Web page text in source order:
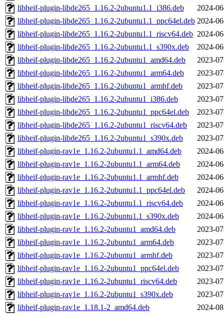
libheif-plugin-libde265_1.16.2-2ubuntu1.1_i386.deb
2024-
libheif-plugin-libde265_1.16.2-2ubuntu1.1_ppc64el.deb 2024-
libheif-plugin-libde265_1.16.2-2ubuntu1.1_riscv64.deb 2024-
libheif-plugin-libde265_1.16.2-2ubuntu1.1_s390x.deb
2024-
libheif-plugin-libde265_1.16.2-2ubuntu1_amd64.deb
2023-
libheif-plugin-libde265_1.16.2-2ubuntu1_arm64.deb
2023-
libheif-plugin-libde265_1.16.2-2ubuntu1_armhf.deb
2023-
libheif-plugin-libde265_1.16.2-2ubuntu1_i386.deb
2023-
libheif-plugin-libde265_1.16.2-2ubuntu1_ppc64el.deb
2023-
libheif-plugin-libde265_1.16.2-2ubuntu1_riscv64.deb
2023-
libheif-plugin-libde265_1.16.2-2ubuntu1_s390x.deb
2023-
libheif-plugin-rav1e_1.16.2-2ubuntu1.1_amd64.deb
2024-
libheif-plugin-rav1e_1.16.2-2ubuntu1.1_arm64.deb
2024-
libheif-plugin-rav1e_1.16.2-2ubuntu1.1_armhf.deb
2024-
libheif-plugin-rav1e_1.16.2-2ubuntu1.1_ppc64el.deb
2024-
libheif-plugin-rav1e_1.16.2-2ubuntu1.1_riscv64.deb
2024-
libheif-plugin-rav1e_1.16.2-2ubuntu1.1_s390x.deb
2024-
libheif-plugin-rav1e_1.16.2-2ubuntu1_amd64.deb
2023-
libheif-plugin-rav1e_1.16.2-2ubuntu1_arm64.deb
2023-
libheif-plugin-rav1e_1.16.2-2ubuntu1_armhf.deb
2023-
libheif-plugin-rav1e_1.16.2-2ubuntu1_ppc64el.deb
2023-
libheif-plugin-rav1e_1.16.2-2ubuntu1_riscv64.deb
2023-
libheif-plugin-rav1e_1.16.2-2ubuntu1_s390x.deb
2023-
libheif-plugin-rav1e_1.18.1-2_amd64.deb
2024-